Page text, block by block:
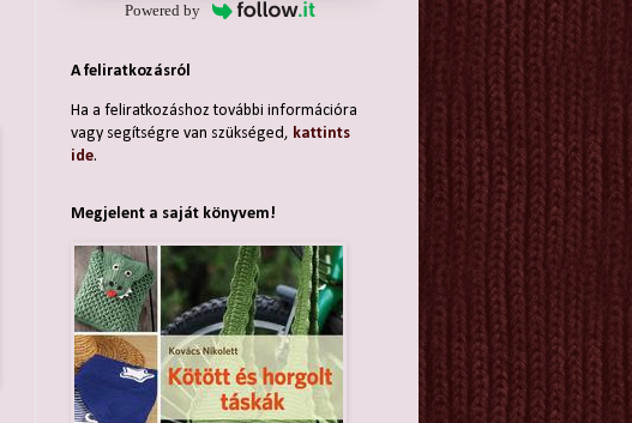
Powered by
A feliratkozásról
Ha a feliratkozáshoz további információra
vagy segítségre van szükséged, kattints
ide.
Megjelent a saját könyvem!